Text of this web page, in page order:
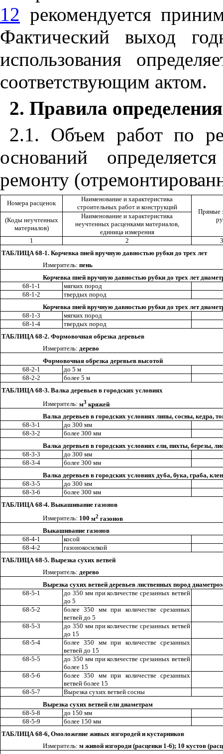
12 рекомендуется
Фактический выход
использования
соответствующим актом.
2. Правила
2.1. Объем работ по
оснований
ремонту
Номера расценок
Наименование и характеристика
строительных работ и конструкций
Прямые
ру
(Коды неучтенных
материалов)
Наименование и характеристика
неучтенных расценками материалов,
единица измерения
1
2
3
ТАБЛИЦА 68-1. Корчевка пней вручную давностью рубки до трех лет
Измеритель: пень
Корчевка пней вручную давностью рубки до трех лет
68-1-1
мягких пород
68-1-2
твердых пород
Корчевка пней вручную давностью рубки до трех лет
68-1-3
мягких пород
68-1-4
твердых пород
ТАБЛИЦА 68-2. Формовочная обрезка деревьев
Измеритель: дерево
Формовочная обрезка деревьев высотой
68-2-1
до 5 м
68-2-2
более 5 м
ТАБЛИЦА 68-3. Валка деревьев в городских условиях
Измеритель: м3 кряжей
Валка деревьев в городских условиях липы, сосны,кедра,
68-3-1
до 300 мм
68-3-2
более 300 мм
Валка деревьев в городских условиях ели, пихты, березы,
68-3-3
до 300 мм
68-3-4
более 300 мм
Валка деревьев в городских условиях дуба, бука, граба,
68-3-5
до 300 мм
68-3-6
более 300 мм
ТАБЛИЦА 68-4. Выкашивание газонов
Измеритель: 100 м2 газонов
Выкашивание газонов
68-4-1
косой
68-4-2
газонокосилкой
ТАБЛИЦА 68-5. Вырезка сухих ветвей
Измеритель: дерево
Вырезка сухих ветвей деревьев лиственных пород
68-5-1
до 350 мм при количестве срезанных ветвей
до 5
68-5-2
более 350 мм при количестве срезанных
ветвей до 5
68-5-3
до 350 мм при количестве срезанных ветвей
до 15
68-5-4
более 350 мм при количестве срезанных
ветвей до 15
68-5-5
до 350 мм при количестве срезанных ветвей
более 15
68-5-6
более 350 мм при количестве срезанных
ветвей более 15
68-5-7
Вырезка сухих ветвей сосны
Вырезка сухих ветвей ели диаметрам
68-5-8
до 150 мм
68-5-9
более 150 мм
ТАБЛИЦА 68-6, Омоложение живых изгородей и кустарников
Измеритель: м живой изгороди (расценки 1-6); 10 кустов